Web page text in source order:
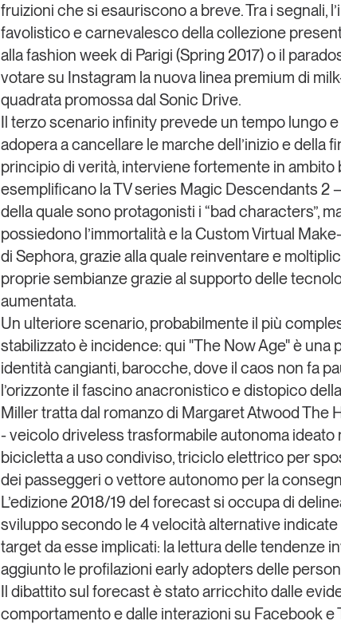
fruizioni che si esauriscono a breve. Tra i segnali,
favolistico e carnevalesco della collezione
alla fashion week di Parigi (Spring 2017) o il
votare su Instagram la nuova linea premium di
quadrata promossa dal Sonic Drive.
Il terzo scenario infinityprevede un tempo lungo e
adopera a cancellare le marche dell’inizio e della
principio di verità, interviene fortemente in ambito
esemplificano la TVseries Magic Descendants 2
della quale sono protagonisti i “bad characters”,
possiedono l’immortalità e laCustom Virtual
di Sephora, grazie alla quale reinventare e
proprie sembianze grazie al supporto delle
aumentata.
Un ulteriore scenario, probabilmente il più
stabilizzato è incidence: qui "The Now Age" è una
identità cangianti, barocche, dove il caos non fa
l’orizzonte il fascino anacronistico e distopico
Millertratta dal romanzo di Margaret Atwood The
- veicolodriveless trasformabile autonoma ideato
bicicletta a uso condiviso, triciclo elettrico per
dei passeggeri o vettore autonomo per la
L’edizione 2018/19 del forecast si occupa di
sviluppo secondo le4 velocità alternative indicate
targetda esse implicati: la lettura delle tendenze
aggiunto le profilazioni early adopters delle
Il dibattito sul forecastè stato arricchito dalle
comportamento e dalle interazioni su Facebook e